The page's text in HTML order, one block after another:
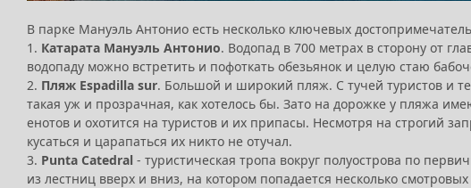
В парке Мануэль Антонио есть несколько ключевых
1. Катарата Мануэль Антонио. Водопад в 700 метрах в сторону от
водопаду можно встретить и пофоткать обезьянок и целую стаю
2. Пляж Espadilla sur. Большой и широкий пляж. С тучей туристов и
такая уж и прозрачная, как хотелось бы. Зато на дорожке у пляжа
енотов и охотится на туристов и их припасы. Несмотря на строгий
кусаться и царапаться их никто не отучал.
3. Punta Catedral - туристическая тропа вокруг полуострова по
из лестниц вверх и вниз, на котором попадается несколько